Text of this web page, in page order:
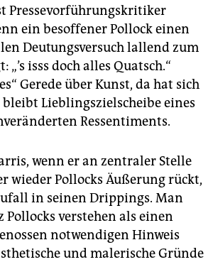
Pressevorführungskritiker
ein besoffener Pollock einen
Deutungsversuch lallend zum
„’s isss doch alles Quatsch.“
Gerede über Kunst, da hat sich
Lieblingszielscheibe eines
Ressentiments.
wenn er an zentraler Stelle
wieder Pollocks Äußerung rückt,
in seinen Drippings. Man
Pollocks verstehen als einen
notwendigen Hinweis
und malerische Gründe